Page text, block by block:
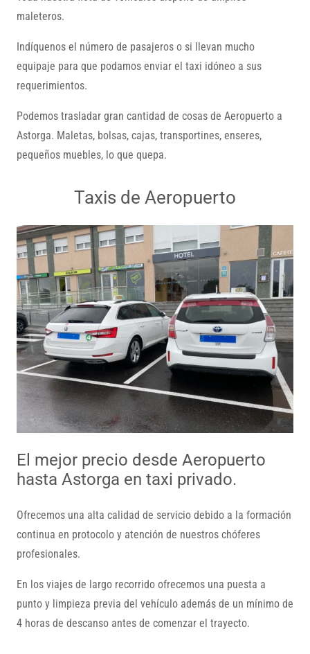
maleteros.
Indíquenos el número de pasajeros o si llevan mucho
equipaje para que podamos enviar el taxi idóneo a sus
requerimientos.
Podemos trasladar gran cantidad de cosas de Aeropuerto a
Astorga. Maletas, bolsas, cajas, transportines, enseres,
pequeños muebles, lo que quepa.
Taxis de Aeropuerto
El mejor precio desde Aeropuerto
hasta Astorga en taxi privado.
Ofrecemos una alta calidad de servicio debido a la formación
continua en protocolo y atención de nuestros chóferes
profesionales.
En los viajes de largo recorrido ofrecemos una puesta a
punto y limpieza previa del vehículo además de un mínimo de
4 horas de descanso antes de comenzar el trayecto.